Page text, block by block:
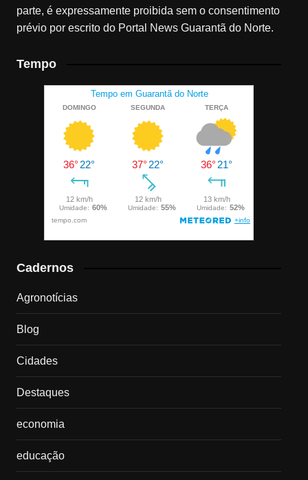
parte, é expressamente proibida sem o consentimento
prévio por escrito do Portal News Guarantã do Norte.
Tempo
Cadernos
Agronotícias
Blog
Cidades
Destaques
economia
educação